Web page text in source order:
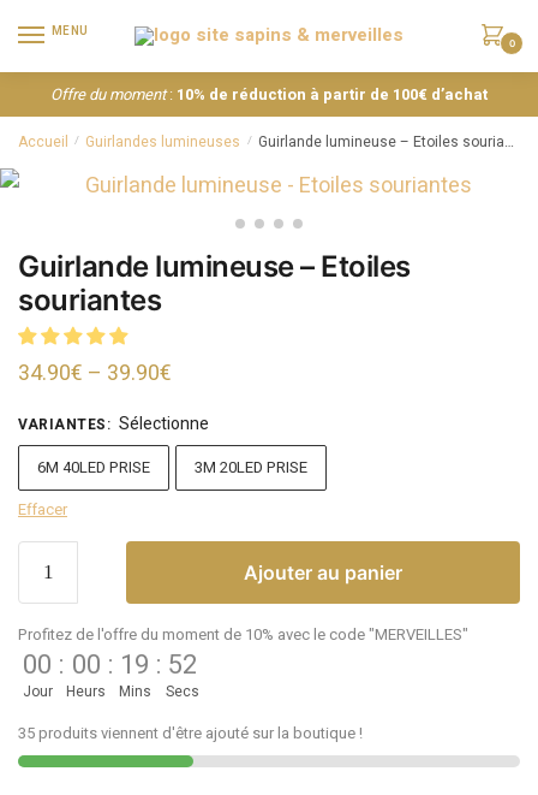
MENU
0
Offre du moment: 10% de réduction à partir de 100€ d’achat
Accueil / Guirlandes lumineuses / Guirlande lumineuse – Etoiles souriantes
Guirlande lumineuse – Etoiles
souriantes
34.90€ – 39.90€
VARIANTES: Sélectionne
6M 40LED PRISE
3M 20LED PRISE
Effacer
Ajouter au panier
Profitez de l'offre du moment de 10% avec le code "MERVEILLES"
00
Jour
: 00
Heurs
: 19
Mins
: 52
Secs
35 produits viennent d'être ajouté sur la boutique !